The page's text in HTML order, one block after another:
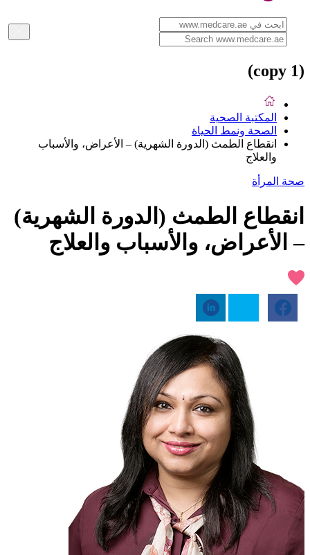
(copy 1)
المكتبة الصحية
الصحة ونمط الحياة
انقطاع الطمث (الدورة الشهرية) – الأعراض، والأسباب
والعلاج
صحة المرأة
انقطاع الطمث (الدورة الشهرية)
– الأعراض، والأسباب والعلاج